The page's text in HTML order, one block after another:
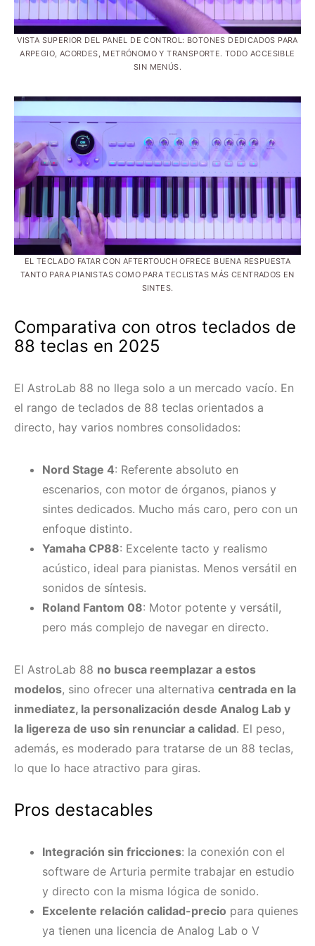
VISTA SUPERIOR DEL PANEL DE CONTROL: BOTONES DEDICADOS PARA
ARPEGIO, ACORDES, METRÓNOMO Y TRANSPORTE. TODO ACCESIBLE
SIN MENÚS.
EL TECLADO FATAR CON AFTERTOUCH OFRECE BUENA RESPUESTA
TANTO PARA PIANISTAS COMO PARA TECLISTAS MÁS CENTRADOS EN
SINTES.
Comparativa con otros teclados de
88 teclas en 2025
El AstroLab 88 no llega solo a un mercado vacío. En
el rango de teclados de 88 teclas orientados a
directo, hay varios nombres consolidados:
Nord Stage 4: Referente absoluto en
escenarios, con motor de órganos, pianos y
sintes dedicados. Mucho más caro, pero con un
enfoque distinto.
Yamaha CP88: Excelente tacto y realismo
acústico, ideal para pianistas. Menos versátil en
sonidos de síntesis.
Roland Fantom 08: Motor potente y versátil,
pero más complejo de navegar en directo.
El AstroLab 88 no busca reemplazar a estos
modelos, sino ofrecer una alternativa centrada en la
inmediatez, la personalización desde Analog Lab y
la ligereza de uso sin renunciar a calidad. El peso,
además, es moderado para tratarse de un 88 teclas,
lo que lo hace atractivo para giras.
Pros destacables
Integración sin fricciones: la conexión con el
software de Arturia permite trabajar en estudio
y directo con la misma lógica de sonido.
Excelente relación calidad-precio para quienes
ya tienen una licencia de Analog Lab o V